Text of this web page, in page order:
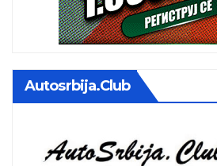
Autosrbija.club